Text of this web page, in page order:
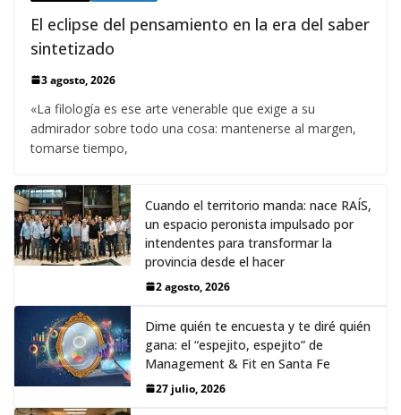
El eclipse del pensamiento en la era del saber
sintetizado
3 agosto, 2026
«La filología es ese arte venerable que exige a su
admirador sobre todo una cosa: mantenerse al margen,
tomarse tiempo,
Cuando el territorio manda: nace RAÍS,
un espacio peronista impulsado por
intendentes para transformar la
provincia desde el hacer
2 agosto, 2026
Dime quién te encuesta y te diré quién
gana: el “espejito, espejito” de
Management & Fit en Santa Fe
27 julio, 2026